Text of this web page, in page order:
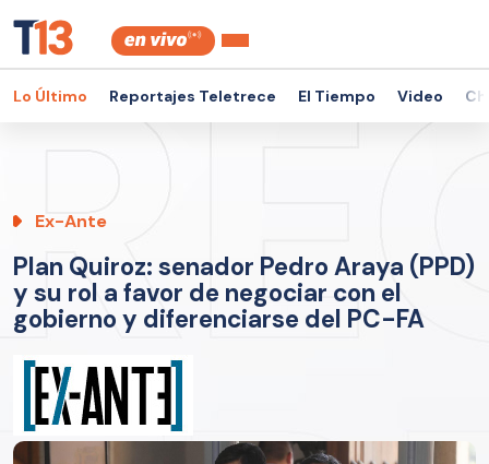
Lo Último Reportajes Teletrece El Tiempo Video
Ex-Ante
Plan Quiroz: senador Pedro Araya (PPD)
y su rol a favor de negociar con el
gobierno y diferenciarse del PC-FA